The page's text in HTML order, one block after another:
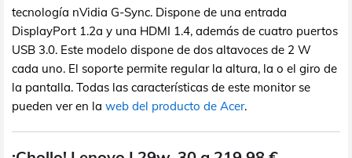
tecnología nVidia G-Sync. Dispone de una entrada
DisplayPort 1.2a y una HDMI 1.4, además de cuatro puertos
USB 3.0. Este modelo dispone de dos altavoces de 2 W
cada uno. El soporte permite regular la altura, la o el giro de
la pantalla. Todas las características de este monitor se
pueden ver en la web del producto de Acer.